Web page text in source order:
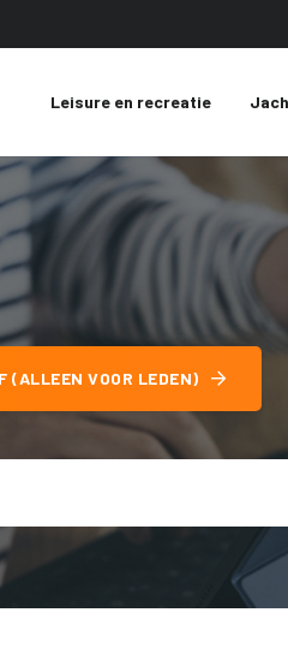
Leisure en recreatie
(ALLEEN VOOR LEDEN)